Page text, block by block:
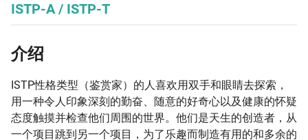
ISTP-A / ISTP-T
介绍
ISTP性格类型（鉴赏家）的人喜欢用双手和眼睛去探索，
用一种令人印象深刻的勤奋、随意的好奇心以及健康的怀疑
态度触摸并检查他们周围的世界。他们是天生的创造者，从
一个项目跳到另一个项目，为了乐趣而制造有用的和多余的